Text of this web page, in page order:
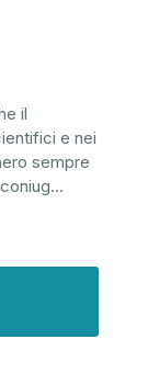
il
e nei
sempre
...